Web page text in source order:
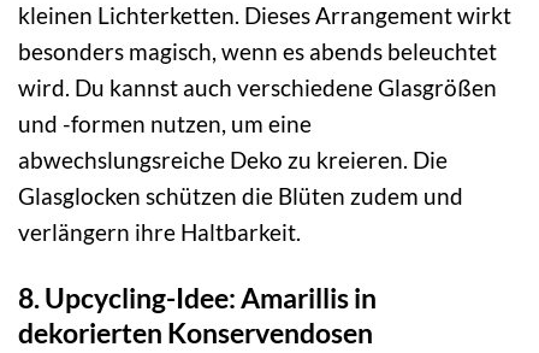
kleinen Lichterketten. Dieses Arrangement wirkt
besonders magisch, wenn es abends beleuchtet
wird. Du kannst auch verschiedene Glasgrößen
und -formen nutzen, um eine
abwechslungsreiche Deko zu kreieren. Die
Glasglocken schützen die Blüten zudem und
verlängern ihre Haltbarkeit.
8. Upcycling-Idee: Amarillis in
dekorierten Konservendosen